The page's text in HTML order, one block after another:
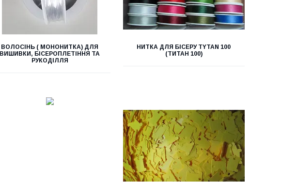
ВОЛОСІНЬ ( МОНОНИТКА) ДЛЯ
ВИШИВКИ, БІСЕРОПЛЕТІННЯ ТА
РУКОДІЛЛЯ
НИТКА ДЛЯ БІСЕРУ ТYTAN 100
(ТИТАН 100)